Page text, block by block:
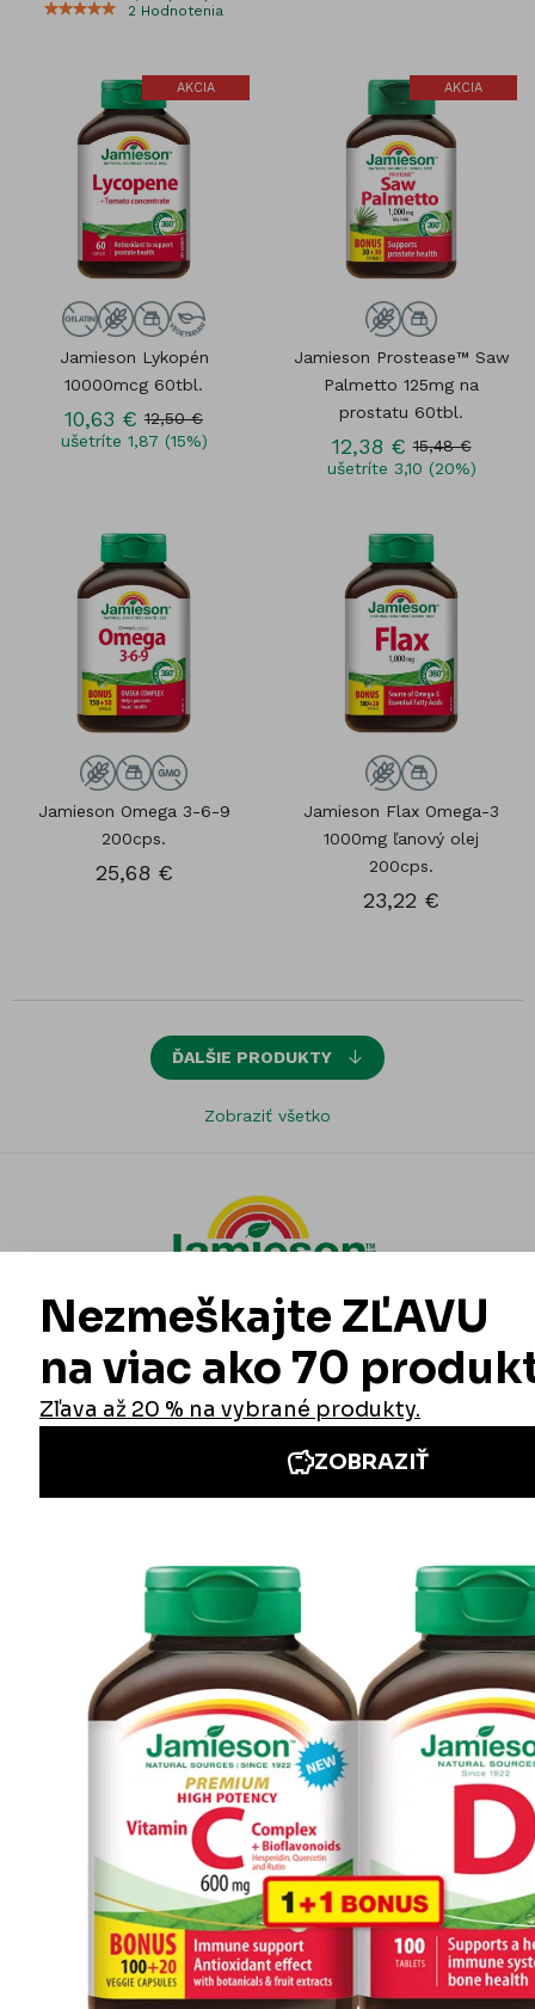
2 Hodnotenia
AKCIA
Jamieson Lykopén
10000mcg 60tbl.
10,63 € 12,50 €
ušetríte 1,87 (15%)
AKCIA
Jamieson Prostease™ Saw
Palmetto 125mg na
prostatu 60tbl.
12,38 € 15,48 €
ušetríte 3,10 (20%)
Jamieson Omega 3-6-9
200cps.
25,68 €
Jamieson Flax Omega-3
1000mg ľanový olej
200cps.
23,22 €
ĎALŠIE PRODUKTY
Zobraziť všetko
Iné stránky Jamieson
Prihlásenie do newslettra
Zadaním emailovej adresy a odoslaním formulára udeľujete svoj súhlas so
spracovaním osobných údajov na účely marketingu. Pre bližšie informácie
o spracovaní osobných údajov pozrite stránku Informácie o spracovaní
osobných údajov.
Zásady ochrany osobných údajov >>|Nastavenie súborov cookies